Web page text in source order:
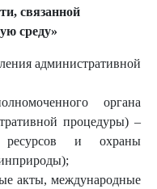
связанной
среду»
административной
органа
процедуры) –
ресурсов и охраны
акты, международные